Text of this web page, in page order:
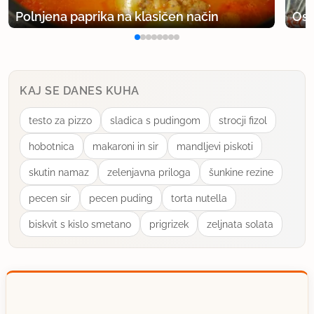
Polnjena paprika na klasičen način
KAJ SE DANES KUHA
testo za pizzo sladica s pudingom strocji fizol
hobotnica makaroni in sir mandljevi piskoti
skutin namaz zelenjavna priloga šunkine rezine
pecen sir pecen puding torta nutella
biskvit s kislo smetano prigrizek zeljnata solata